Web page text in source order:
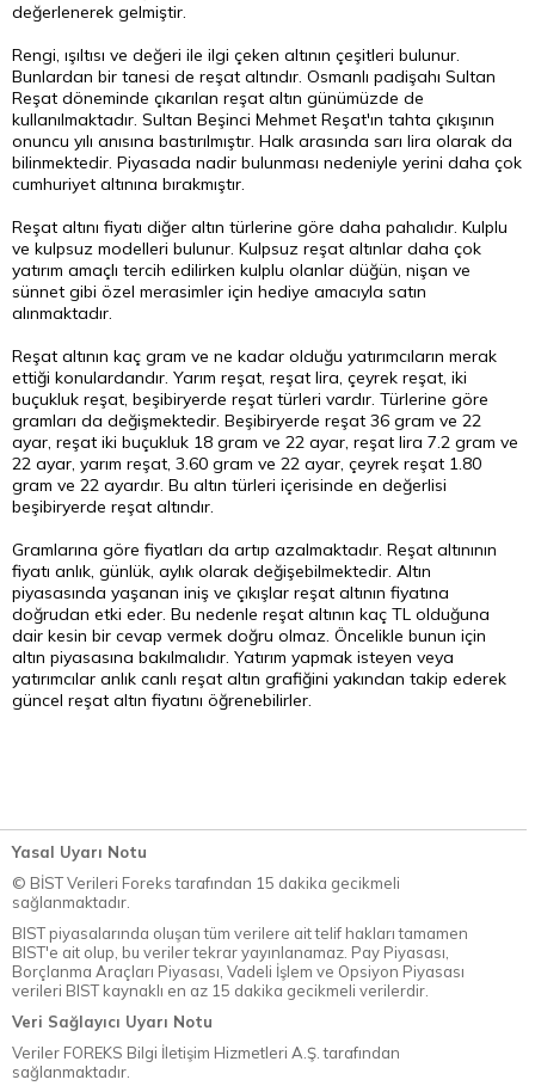
değerlenerek gelmiştir.
Rengi, ışıltısı ve değeri ile ilgi çeken altının çeşitleri bulunur.
Bunlardan bir tanesi de reşat altındır. Osmanlı padişahı Sultan
Reşat döneminde çıkarılan reşat altın günümüzde de
kullanılmaktadır. Sultan Beşinci Mehmet Reşat'ın tahta çıkışının
onuncu yılı anısına bastırılmıştır. Halk arasında sarı lira olarak da
bilinmektedir. Piyasada nadir bulunması nedeniyle yerini daha çok
cumhuriyet altınına bırakmıştır.
Reşat altını fiyatı diğer altın türlerine göre daha pahalıdır. Kulplu
ve kulpsuz modelleri bulunur. Kulpsuz reşat altınlar daha çok
yatırım amaçlı tercih edilirken kulplu olanlar düğün, nişan ve
sünnet gibi özel merasimler için hediye amacıyla satın
alınmaktadır.
Reşat altının kaç gram ve ne kadar olduğu yatırımcıların merak
ettiği konulardandır. Yarım reşat, reşat lira, çeyrek reşat, iki
buçukluk reşat, beşibiryerde reşat türleri vardır. Türlerine göre
gramları da değişmektedir. Beşibiryerde reşat 36 gram ve 22
ayar, reşat iki buçukluk 18 gram ve 22 ayar, reşat lira 7.2 gram ve
22 ayar, yarım reşat, 3.60 gram ve 22 ayar, çeyrek reşat 1.80
gram ve 22 ayardır. Bu altın türleri içerisinde en değerlisi
beşibiryerde reşat altındır.
Gramlarına göre fiyatları da artıp azalmaktadır. Reşat altınının
fiyatı anlık, günlük, aylık olarak değişebilmektedir. Altın
piyasasında yaşanan iniş ve çıkışlar reşat altının fiyatına
doğrudan etki eder. Bu nedenle reşat altının kaç TL olduğuna
dair kesin bir cevap vermek doğru olmaz. Öncelikle bunun için
altın piyasasına bakılmalıdır. Yatırım yapmak isteyen veya
yatırımcılar anlık canlı reşat altın grafiğini yakından takip ederek
güncel reşat altın fiyatını öğrenebilirler.
Yasal Uyarı Notu
© BİST Verileri Foreks tarafından 15 dakika gecikmeli
sağlanmaktadır.
BIST piyasalarında oluşan tüm verilere ait telif hakları tamamen
BIST'e ait olup, bu veriler tekrar yayınlanamaz. Pay Piyasası,
Borçlanma Araçları Piyasası, Vadeli İşlem ve Opsiyon Piyasası
verileri BIST kaynaklı en az 15 dakika gecikmeli verilerdir.
Veri Sağlayıcı Uyarı Notu
Veriler FOREKS Bilgi İletişim Hizmetleri A.Ş. tarafından
sağlanmaktadır.